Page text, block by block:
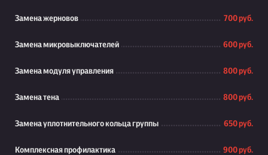
Замена жерновов 700 руб.
Замена микровыключателей 600 руб.
Замена модуля управления 800 руб.
Замена тена 800 руб.
Замена уплотнительного кольца группы 650 руб.
Комплексная профилактика 900 руб.